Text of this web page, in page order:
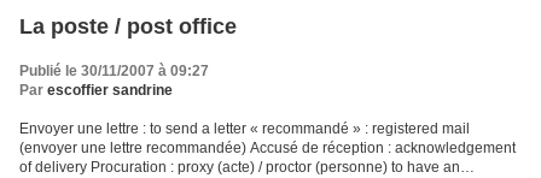
La poste / post office
Publié le 30/11/2007 à 09:27
Par escoffier sandrine
Envoyer une lettre : to send a letter « recommandé » : registered mail
(envoyer une lettre recommandée) Accusé de réception : acknowledgement
of delivery Procuration : proxy (acte) / proctor (personne) to have an